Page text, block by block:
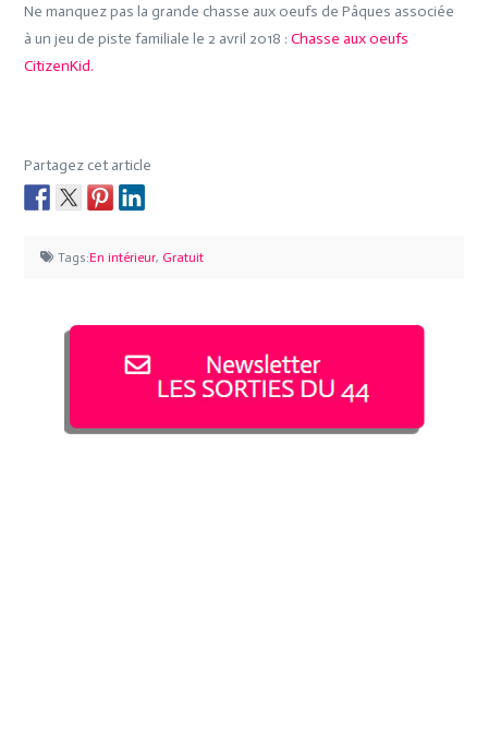
Ne manquez pas la grande chasse aux oeufs de Pâques associée
à un jeu de piste familiale le 2 avril 2018 :Chasse aux oeufs
CitizenKid.
Partagez cet article
Tags:En intérieur, Gratuit